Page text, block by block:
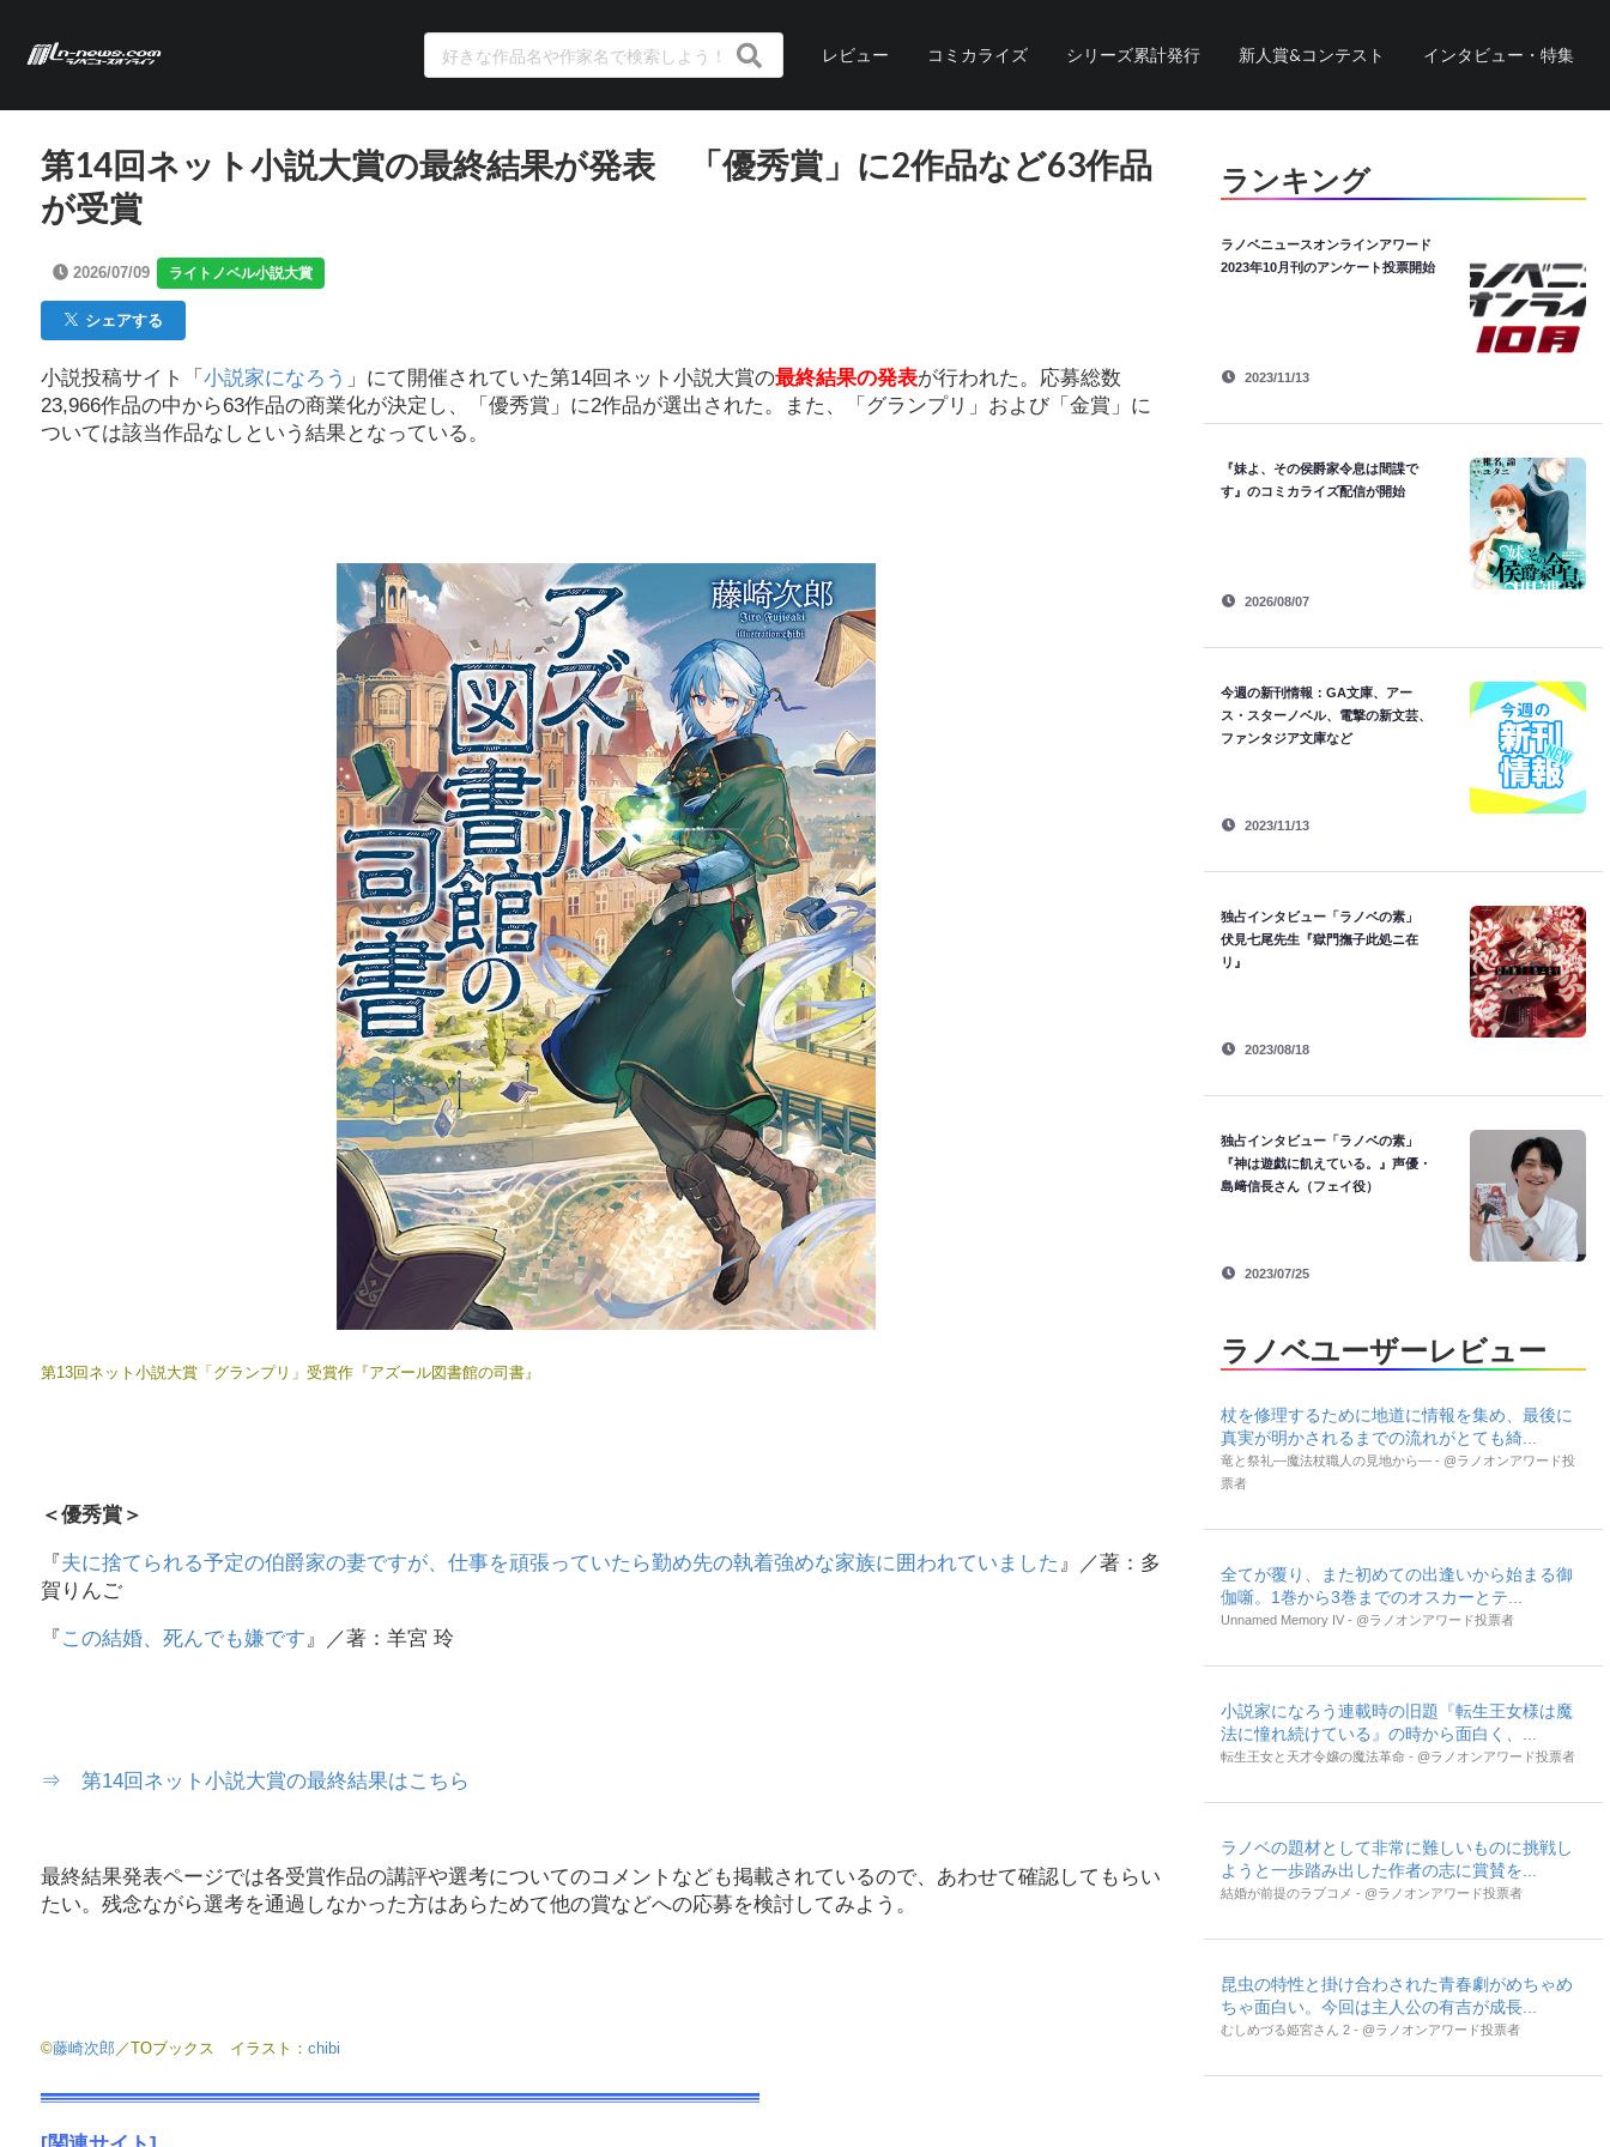
レビュー コミカライズ シリーズ累計発行 新人賞&コンテスト インタビュー・特集
第14回ネット小説大賞の最終結果が発表 「優秀賞」に2作品など63作品
が受賞
2026/07/09 ライトノベル小説大賞
シェアする
小説投稿サイト「 小説家になろう 」にて開催されていた第14回ネット小説大賞の最終結果の発表が行われた。応募総数
23,966作品の中から63作品の商業化が決定し、「優秀賞」に2作品が選出された。また、「グランプリ」および「金賞」に
ついては該当作品なしという結果となっている。
第13回ネット小説大賞「グランプリ」受賞作『アズール図書館の司書』
＜優秀賞＞
『夫に捨てられる予定の伯爵家の妻ですが、仕事を頑張っていたら勤め先の執着強めな家族に囲われていました 』／著：多
賀りんご
『 この結婚、死んでも嫌です 』／著：羊宮 玲
⇒ 第14回ネット小説大賞の最終結果はこちら
最終結果発表ページでは各受賞作品の講評や選考についてのコメントなども掲載されているので、あわせて確認してもらい
たい。残念ながら選考を通過しなかった方はあらためて他の賞などへの応募を検討してみよう。
©藤崎次郎 ／TOブックス イラスト： chibi
ランキング
ラノベニュースオンラインアワード
2023年10月刊のアンケート投票開始
2023/11/13
『妹よ、その侯爵家令息は間諜で
す』のコミカライズ配信が開始
2026/08/07
今週の新刊情報：GA文庫、アー
ス・スターノベル、電撃の新文芸、
ファンタジア文庫など
2023/11/13
独占インタビュー「ラノベの素」
伏見七尾先生『獄門撫子此処ニ在
リ』
2023/08/18
独占インタビュー「ラノベの素」
『神は遊戯に飢えている。』声優・
島﨑信長さん（フェイ役）
2023/07/25
ラノベユーザーレビュー
杖を修理するために地道に情報を集め、最後に
真実が明かされるまでの流れがとても綺...
竜と祭礼―魔法杖職人の見地から― - @ラノオンアワード投
票者
全てが覆り、また初めての出逢いから始まる御
伽噺。1巻から3巻までのオスカーとテ...
Unnamed Memory IV - @ラノオンアワード投票者
小説家になろう連載時の旧題『転生王女様は魔
法に憧れ続けている』の時から面白く、...
転生王女と天才令嬢の魔法革命 - @ラノオンアワード投票者
ラノベの題材として非常に難しいものに挑戦し
ようと一歩踏み出した作者の志に賞賛を...
結婚が前提のラブコメ - @ラノオンアワード投票者
昆虫の特性と掛け合わされた青春劇がめちゃめ
ちゃ面白い。今回は主人公の有吉が成長...
むしめづる姫宮さん 2 - @ラノオンアワード投票者